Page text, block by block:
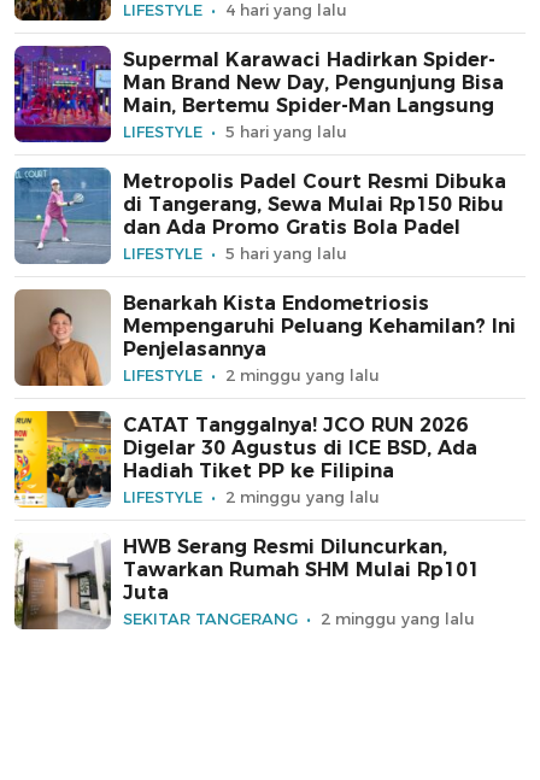
LIFESTYLE 4 hari yang lalu
Supermal Karawaci Hadirkan Spider-
Man Brand New Day, Pengunjung Bisa
Main, Bertemu Spider-Man Langsung
LIFESTYLE 5 hari yang lalu
Metropolis Padel Court Resmi Dibuka
di Tangerang, Sewa Mulai Rp150 Ribu
dan Ada Promo Gratis Bola Padel
LIFESTYLE 5 hari yang lalu
Benarkah Kista Endometriosis
Mempengaruhi Peluang Kehamilan? Ini
Penjelasannya
LIFESTYLE 2 minggu yang lalu
CATAT Tanggalnya! JCO RUN 2026
Digelar 30 Agustus di ICE BSD, Ada
Hadiah Tiket PP ke Filipina
LIFESTYLE 2 minggu yang lalu
HWB Serang Resmi Diluncurkan,
Tawarkan Rumah SHM Mulai Rp101
Juta
SEKITAR TANGERANG 2 minggu yang lalu